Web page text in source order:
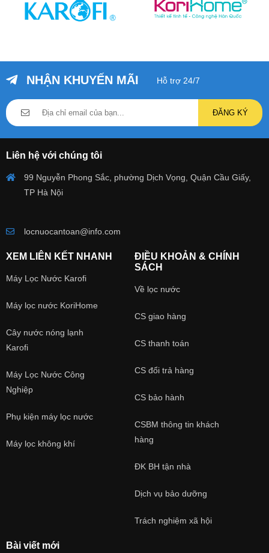
NHẬN KHUYẾN MÃI Hỗ trợ 24/7
ĐĂNG KÝ
Liên hệ với chúng tôi
99 Nguyễn Phong Sắc, phường Dịch Vọng, Quận Cầu Giấy,
TP Hà Nội
locnuocantoan@info.com
XEM LIÊN KẾT NHANH
Máy Lọc Nước Karofi
Máy lọc nước KoriHome
Cây nước nóng lạnh
Karofi
Máy Lọc Nước Công
Nghiệp
Phụ kiện máy lọc nước
Máy lọc không khí
ĐIỀU KHOẢN & CHÍNH
SÁCH
Về lọc nước
CS giao hàng
CS thanh toán
CS đổi trả hàng
CS bảo hành
CSBM thông tin khách
hàng
ĐK BH tận nhà
Dịch vụ bảo dưỡng
Trách nghiệm xã hội
Bài viết mới